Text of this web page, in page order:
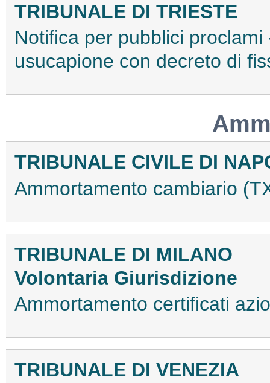
TRIBUNALE DI TRIESTE
Notifica per pubblici
usucapione con decreto di
TRIBUNALE CIVILE DI
Ammortamento cambiario
TRIBUNALE DI MILANO
Volontaria Giurisdizione
Ammortamento certificati
TRIBUNALE DI VENEZIA